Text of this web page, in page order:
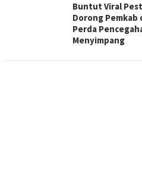
Buntut Viral
Dorong Pemkab
Perda
Menyimpang